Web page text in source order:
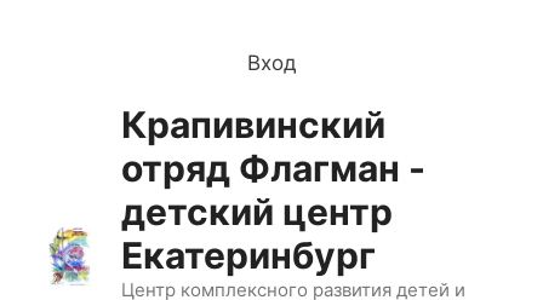
Вход
Крапивинский
отряд Флагман -
детский центр
Екатеринбург
Центр комплексного развития детей и